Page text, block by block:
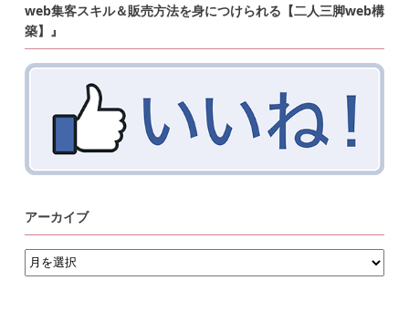
web集客スキル＆販売方法を身につけられる【二人三脚web構
築】』
アーカイブ
ア
ー
カ